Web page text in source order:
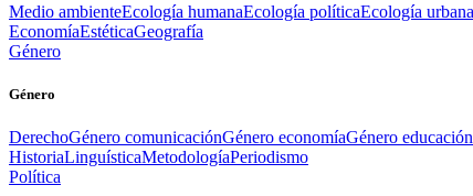
Medio ambienteEcología humanaEcología políticaEcología urbana
EconomíaEstéticaGeografía
Género
Género
DerechoGénero comunicaciónGénero economíaGénero educación
HistoriaLinguísticaMetodologíaPeriodismo
Política